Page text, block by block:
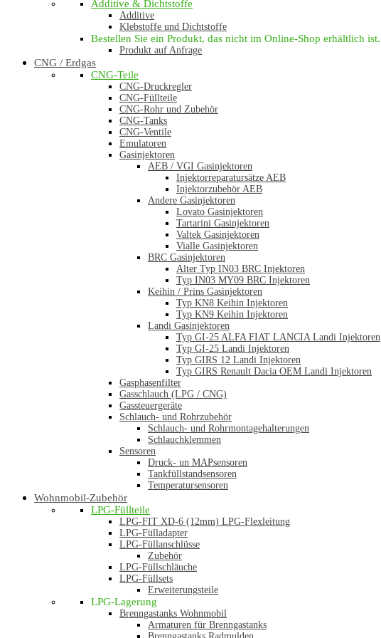
Additive & Dichtstoffe
Additive
Klebstoffe und Dichtstoffe
Bestellen Sie ein Produkt, das nicht im Online-Shop erhältlich ist.
Produkt auf Anfrage
CNG / Erdgas
CNG-Teile
CNG-Druckregler
CNG-Füllteile
CNG-Rohr und Zubehör
CNG-Tanks
CNG-Ventile
Emulatoren
Gasinjektoren
AEB / VGI Gasinjektoren
Injektorreparatursätze AEB
Injektorzubehör AEB
Andere Gasinjektoren
Lovato Gasinjektoren
Tartarini Gasinjektoren
Valtek Gasinjektoren
Vialle Gasinjektoren
BRC Gasinjektoren
Alter Typ IN03 BRC Injektoren
Typ IN03 MY09 BRC Injektoren
Keihin / Prins Gasinjektoren
Typ KN8 Keihin Injektoren
Typ KN9 Keihin Injektoren
Landi Gasinjektoren
Typ GI-25 ALFA FIAT LANCIA Landi Injektoren
Typ GI-25 Landi Injektoren
Typ GIRS 12 Landi Injektoren
Typ GIRS Renault Dacia OEM Landi Injektoren
Gasphasenfilter
Gasschlauch (LPG / CNG)
Gassteuergeräte
Schlauch- und Rohrzubehör
Schlauch- und Rohrmontagehalterungen
Schlauchklemmen
Sensoren
Druck- un MAPsensoren
Tankfüllstandsensoren
Temperatursensoren
Wohnmobil-Zubehör
LPG-Füllteile
LPG-FIT XD-6 (12mm) LPG-Flexleitung
LPG-Fülladapter
LPG-Füllanschlüsse
Zubehör
LPG-Füllschläuche
LPG-Füllsets
Erweiterungsteile
LPG-Lagerung
Brenngastanks Wohnmobil
Armaturen für Brenngastanks